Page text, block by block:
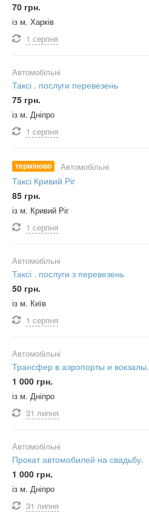
70 грн.
із м. Харків
1 серпня
Автомобільні
Таксі . послуги перевезень
75 грн.
із м. Дніпро
1 серпня
терміново Автомобільні
Таксі Кривий Ріг
85 грн.
із м. Кривий Ріг
1 серпня
Автомобільні
Таксі . послуги з перевезень
50 грн.
із м. Київ
1 серпня
Автомобільні
Трансфер в аэропорты и вокзалы.
1 000 грн.
із м. Дніпро
31 липня
Автомобільні
Прокат автомобилей на свадьбу.
1 000 грн.
із м. Дніпро
31 липня